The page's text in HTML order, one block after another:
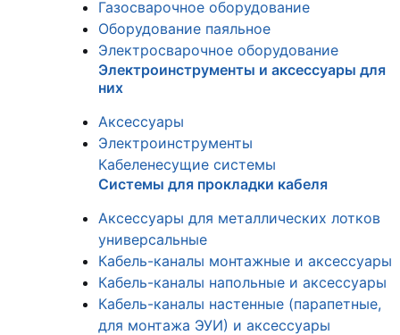
Газосварочное оборудование
Оборудование паяльное
Электросварочное оборудование
Электроинструменты и аксессуары для
них
Аксессуары
Электроинструменты
Кабеленесущие системы
Системы для прокладки кабеля
Аксессуары для металлических лотков
универсальные
Кабель-каналы монтажные и аксессуары
Кабель-каналы напольные и аксессуары
Кабель-каналы настенные (парапетные,
для монтажа ЭУИ) и аксессуары